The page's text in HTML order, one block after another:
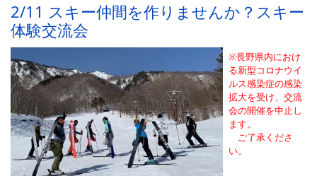
2/11 スキー仲間を作りませんか？スキー
体験交流会
※長野県内におけ
る新型コロナウイ
ルス感染症の感染
拡大を受け、交流
会の開催を中止し
ます。
ご了承くださ
い。